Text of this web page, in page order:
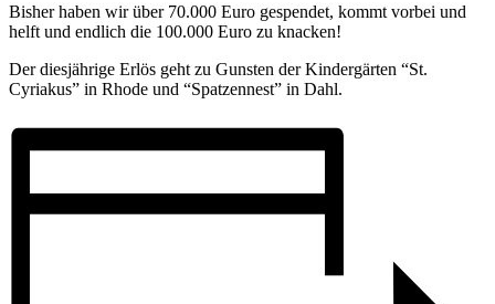
Bisher haben wir über 70.000 Euro gespendet, kommt vorbei und
helft und endlich die 100.000 Euro zu knacken!
Der diesjährige Erlös geht zu Gunsten der Kindergärten “St.
Cyriakus” in Rhode und “Spatzennest” in Dahl.